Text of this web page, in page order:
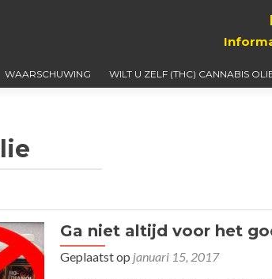
WAARSCHUWING WILT U ZELF (THC) CANNABIS
Ga niet altijd voor het
Geplaatst op januari 15, 2017